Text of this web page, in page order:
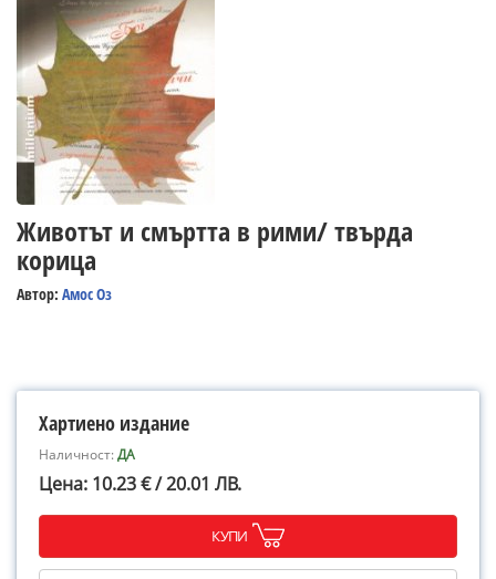
Животът и смъртта в рими/ твърда
корица
Автор: Амос Оз
Хартиено издание
Наличност:ДА
Цена: 10.23 € / 20.01 ЛВ.
КУПИ